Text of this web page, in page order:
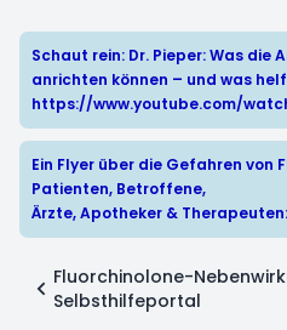
Schaut rein: Dr. Pieper: Was die
anrichten können – und was
https://www.youtube.com/
Ein Flyer über die Gefahren
Patienten, Betroffene,
Ärzte, Apotheker & Therapeuten:
Fluorchinolone-
Selbsthilfeportal